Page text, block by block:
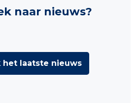
naar nieuws?
het laatste nieuws